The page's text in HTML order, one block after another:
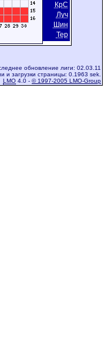
КрС
Луч
Шин
Тер
обновление лиги: 02.03.11
и загрузки страницы: 0.1963 sek.
LMO 4.0 - © 1997-2005 LMO-Group